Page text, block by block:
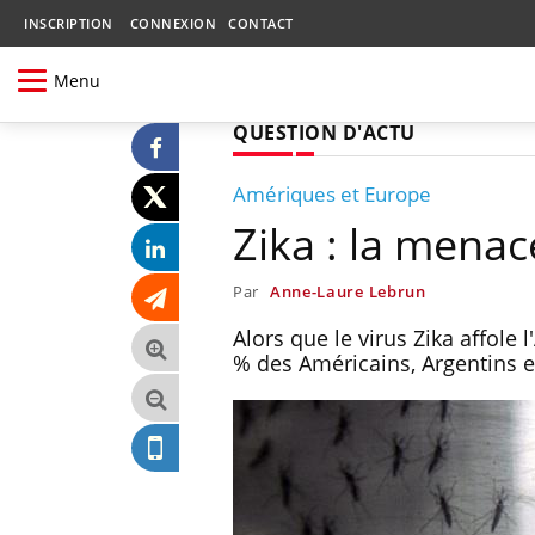
INSCRIPTION CONNEXION CONTACT
Menu
QUESTION D'ACTU
Amériques et Europe
Zika : la
Par Anne-Laure Lebrun
Alors que le virus Zika affole
% des Américains, Argentins